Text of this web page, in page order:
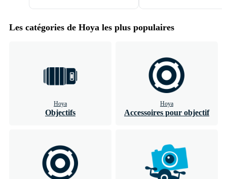
Les catégories de Hoya les plus populaires
Hoya
Objectifs
Hoya
Accessoires pour objectif